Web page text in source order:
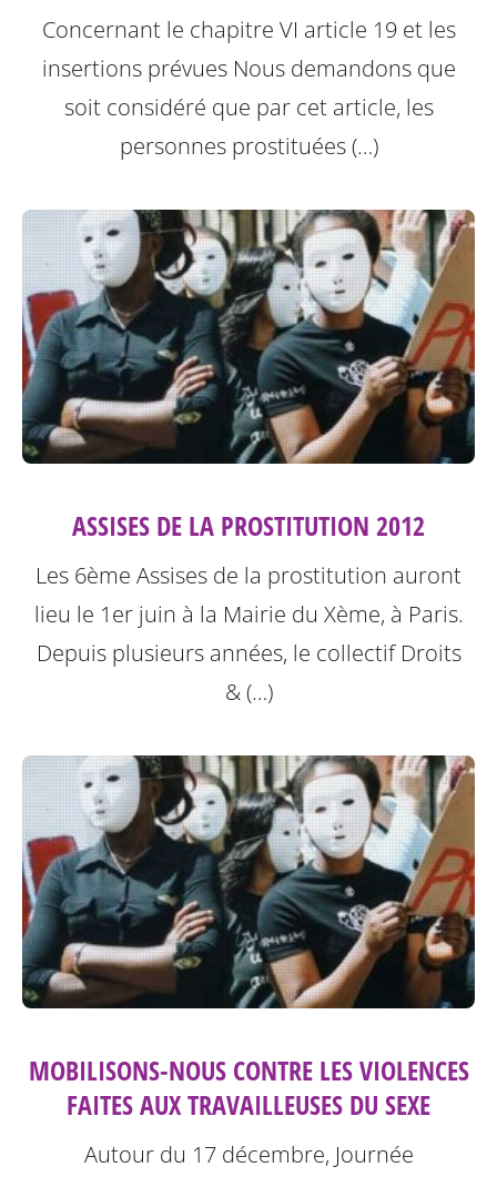
Concernant le chapitre VI article 19 et les
insertions prévues Nous demandons que
soit considéré que par cet article, les
personnes prostituées (…)
ASSISES DE LA PROSTITUTION 2012
Les 6ème Assises de la prostitution auront
lieu le 1er juin à la Mairie du Xème, à Paris.
Depuis plusieurs années, le collectif Droits
& (…)
MOBILISONS-NOUS CONTRE LES VIOLENCES
FAITES AUX TRAVAILLEUSES DU SEXE
Autour du 17 décembre, Journée